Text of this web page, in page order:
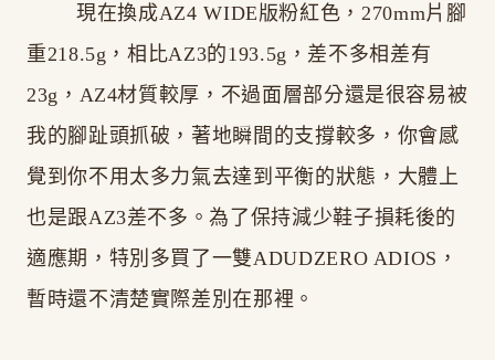
現在換成AZ4 WIDE版粉紅色，270mm片腳
重218.5g，相比AZ3的193.5g，差不多相差有
23g，AZ4材質較厚，不過面層部分還是很容易被
我的腳趾頭抓破，著地瞬間的支撐較多，你會感
覺到你不用太多力氣去達到平衡的狀態，大體上
也是跟AZ3差不多。為了保持減少鞋子損耗後的
適應期，特別多買了一雙ADUDZERO ADIOS，
暫時還不清楚實際差別在那裡。